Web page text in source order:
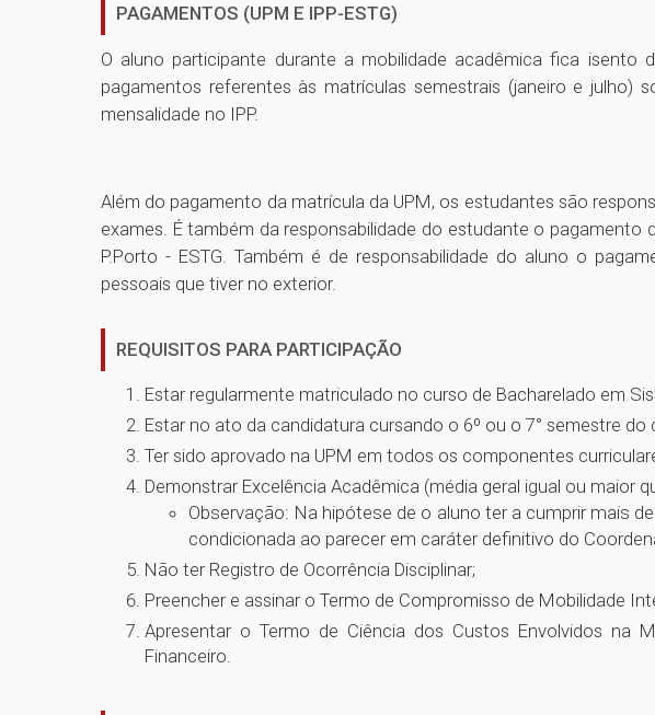
PAGAMENTOS (UPM E IPP-ESTG)
O aluno participante durante a mobilidade acadêmica fica isento
pagamentos referentes às matrículas semestrais (janeiro e
mensalidade no IPP.
Além do pagamento da matrícula da UPM, os estudantes são
exames. É também da responsabilidade do estudante o
P.Porto - ESTG. Também é de responsabilidade do aluno o
pessoais que tiver no exterior.
REQUISITOS PARA PARTICIPAÇÃO
Estar regularmente matriculado no curso de Bacharelado em
Estar no ato da candidatura cursando o 6º ou o 7° semestre
Ter sido aprovado na UPM em todos os componentes
Demonstrar Excelência Acadêmica (média geral igual ou maior
Observação: Na hipótese de o aluno ter a cumprir mais
condicionada ao parecer em caráter definitivo do
Não ter Registro de Ocorrência Disciplinar;
Preencher e assinar o Termo de Compromisso de Mobilidade
Apresentar o Termo de Ciência dos Custos Envolvidos na
Financeiro.